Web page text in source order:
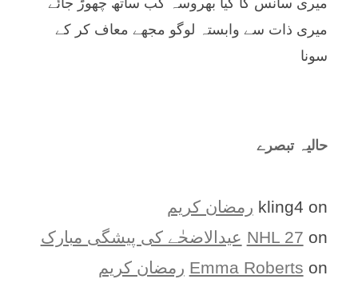
میری ذات سے وابستہ لوگو مجھے معاف کر کے
سونا
حالیہ تبصرے
kling4 on
رمضان کریم
NHL 27 on
عیدالاضحٰے کی پیشگی مبارک
Emma Roberts on
رمضان کریم